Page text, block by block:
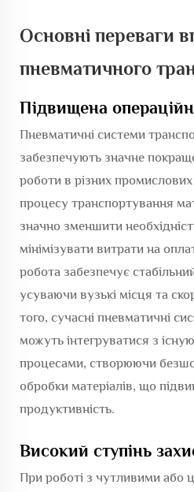
Основні переваги
пневматичного
Підвищена
Пневматичні системи
забезпечують значне
роботи в різних
процесу транспортування
значно зменшити
мінімізувати витрати на
робота забезпечує
усуваючи вузькі місця та
того, сучасні пневматичні
можуть інтегруватися з
процесами, створюючи
обробки матеріалів, що
продуктивність.
Високий ступінь
При роботі з чутливими або